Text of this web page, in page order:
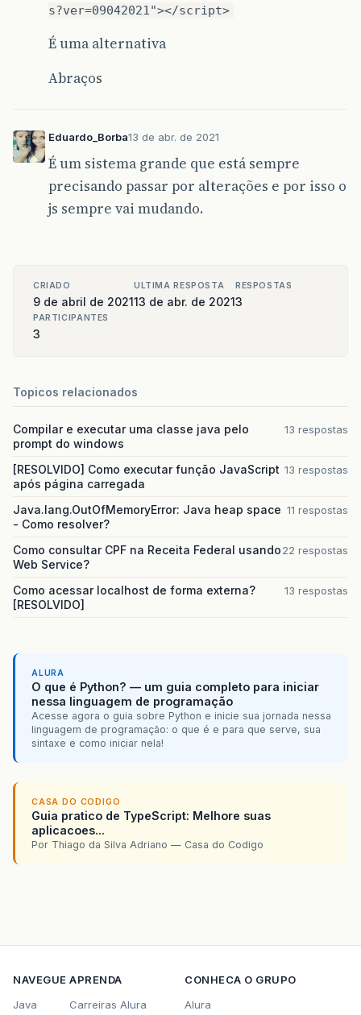
s?ver=09042021"></script>
É uma alternativa
Abraços
Eduardo_Borba13 de abr. de 2021
É um sistema grande que está sempre
precisando passar por alterações e por isso o
js sempre vai mudando.
CRIADO
9 de abril de 2021
ULTIMA RESPOSTA
13 de abr. de 2021
RESPOSTAS
3
PARTICIPANTES
3
Topicos relacionados
Compilar e executar uma classe java pelo
prompt do windows
13 respostas
[RESOLVIDO] Como executar função JavaScript
após página carregada
13 respostas
Java.lang.OutOfMemoryError: Java heap space
- Como resolver?
11 respostas
Como consultar CPF na Receita Federal usando
Web Service?
22 respostas
Como acessar localhost de forma externa?
[RESOLVIDO]
13 respostas
ALURA
O que é Python? — um guia completo para iniciar
nessa linguagem de programação
Acesse agora o guia sobre Python e inicie sua jornada nessa
linguagem de programação: o que é e para que serve, sua
sintaxe e como iniciar nela!
CASA DO CODIGO
Guia pratico de TypeScript: Melhore suas
aplicacoes...
Por Thiago da Silva Adriano — Casa do Codigo
NAVEGUE
Java
APRENDA
Carreiras Alura
CONHECA O GRUPO
Alura